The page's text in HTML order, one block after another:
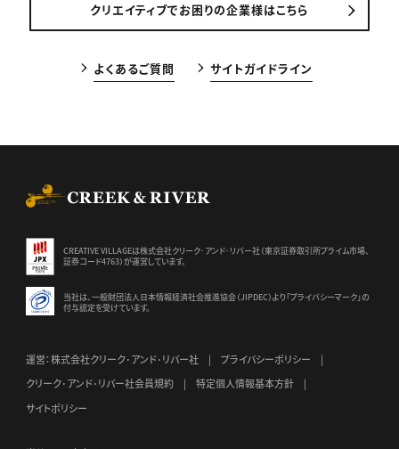
クリエイティブでお困りの企業様はこちら
よくあるご質問 サイトガイドライン
CREATIVE VILLAGEは株式会社クリーク･アンド･リバー社（東京証券取引所プライム市場、
証券コード4763）が運営しています。
当社は、一般財団法人日本情報経済社会推進協会（JIPDEC）より 「プライバシーマーク」の
付与認定を受けています。
運営：株式会社クリーク･アンド･リバー社
プライバシーポリシー
クリーク･アンド･リバー社会員規約
特定個人情報基本方針
サイトポリシー